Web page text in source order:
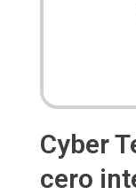
Cyber
cero